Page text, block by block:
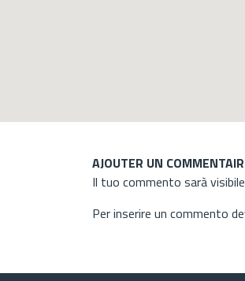
AJOUTER UN
Il tuo commento sarà
Per inserire un commento